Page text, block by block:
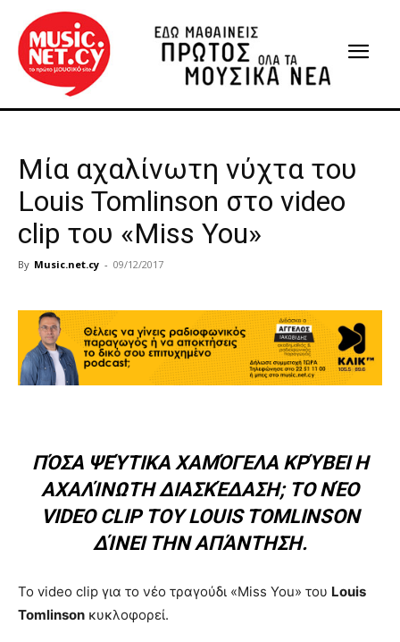
Μία αχαλίνωτη νύχτα του
Louis Tomlinson στο video
clip του «Miss You»
By Music.net.cy - 09/12/2017
ΠΌΣΑ ΨΕΎΤΙΚΑ ΧΑΜΌΓΕΛΑ ΚΡΎΒΕΙ Η
ΑΧΑΛΊΝΩΤΗ ΔΙΑΣΚΈΔΑΣΗ; ΤΟ ΝΈΟ
VIDEO CLIP ΤΟΥ LOUIS TOMLINSON
ΔΊΝΕΙ ΤΗΝ ΑΠΆΝΤΗΣΗ.
Το video clip για το νέο τραγούδι «Miss You» του Louis
Tomlinson κυκλοφορεί.